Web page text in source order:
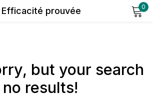
Efficacité prouvée 0
but your search
results!